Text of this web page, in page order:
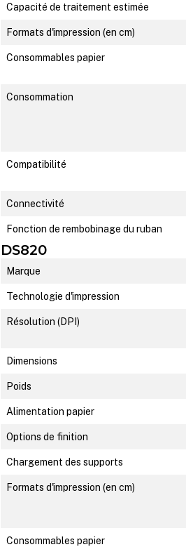
Capacité de traitement estimée
Formats d'impression (en cm)
Consommables papier
Consommation
Compatibilité
Connectivité
Fonction de rembobinage du ruban
DS820
Marque
Technologie d'impression
Résolution (DPI)
Dimensions
Poids
Alimentation papier
Options de finition
Chargement des supports
Formats d'impression (en cm)
Consommables papier